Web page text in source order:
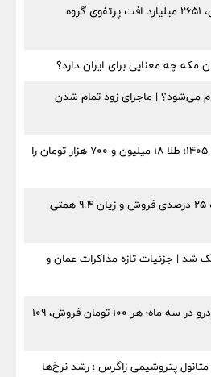
۳۷ میلیارد سود معاملاتی، ۲۶۵۱ میلیارد افت پرتفوی گروه
مکه چه معنایی برای ایران دارد؟
می‌شود؟ | ماجرای زود تمام شدن
قیمت طلا امروز ۱۵ مرداد ۱۴۰۵؛ طلا ۱۸ میلیون و ۷۰۰ هزار تومان را
سایپا زیر تیغ اعداد؛ افت ۲۵ درصدی فروش و زیان ۹.۴ همتی
شد | جزئیات تازه مذاکرات عمان و
زیان ۲۲.۵ همتی ایران‌خودرو در سه ماه؛ هر ۱۰۰ تومان فروش، ۱۰۹
متانول پتروشیمی زاگرس ؛ رشد نرخ‌ها